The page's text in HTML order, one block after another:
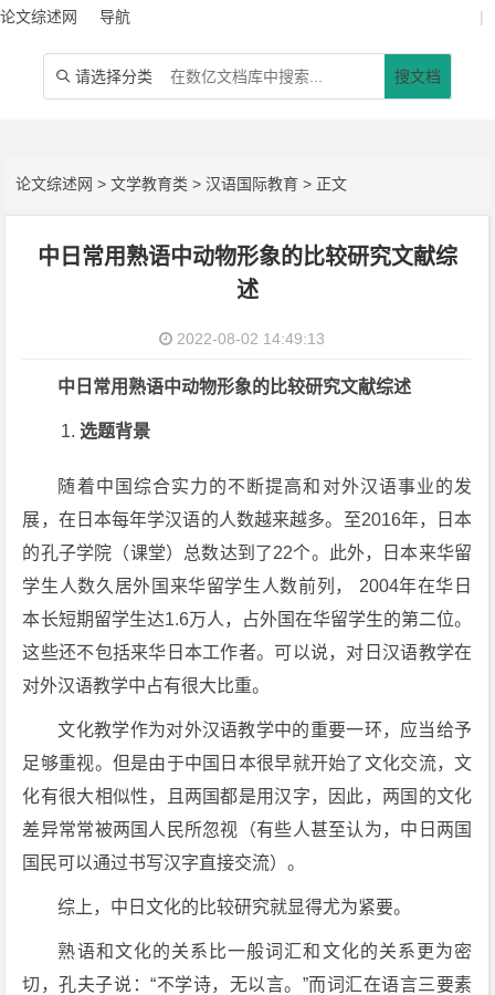
论文综述网 导航 |
 请选择分类 搜文档
论文综述网 >文学教育类 >汉语国际教育 > 正文
中日常用熟语中动物形象的比较研究文献综
述
2022-08-02 14:49:13
中日常用熟语中动物形象的比较研究文献综述
选题背景
随着中国综合实力的不断提高和对外汉语事业的发
展，在日本每年学汉语的人数越来越多。至2016年，日本
的孔子学院（课堂）总数达到了22个。此外，日本来华留
学生人数久居外国来华留学生人数前列， 2004年在华日
本长短期留学生达1.6万人，占外国在华留学生的第二位。
这些还不包括来华日本工作者。可以说，对日汉语教学在
对外汉语教学中占有很大比重。
文化教学作为对外汉语教学中的重要一环，应当给予
足够重视。但是由于中国日本很早就开始了文化交流，文
化有很大相似性，且两国都是用汉字，因此，两国的文化
差异常常被两国人民所忽视（有些人甚至认为，中日两国
国民可以通过书写汉字直接交流）。
综上，中日文化的比较研究就显得尤为紧要。
熟语和文化的关系比一般词汇和文化的关系更为密
切，孔夫子说：“不学诗，无以言。”而词汇在语言三要素